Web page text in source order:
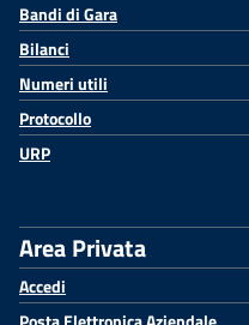
Bandi di Gara
Bilanci
Numeri utili
Protocollo
URP
Area Privata
Accedi